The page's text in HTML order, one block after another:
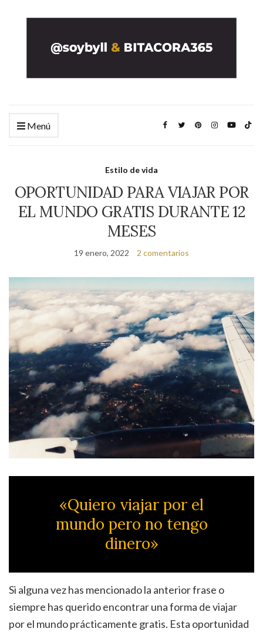
Menú
Estilo de vida
OPORTUNIDAD PARA VIAJAR POR
EL MUNDO GRATIS DURANTE 12
MESES
19 enero, 2022 2 comentarios
«Quiero viajar por el
mundo pero no tengo
dinero»
Si alguna vez has mencionado la anterior frase o
siempre has querido encontrar una forma de viajar
por el mundo prácticamente gratis. Esta oportunidad